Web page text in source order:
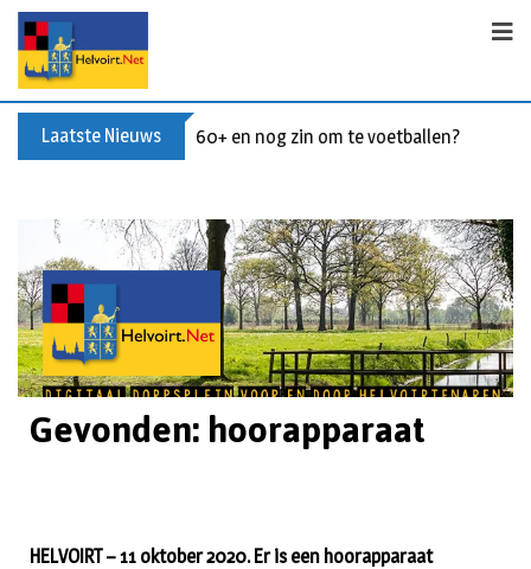
Laatste Nieuws 60+ en nog zin om te voetballen? Kom
Gevonden: hoorapparaat
HELVOIRT – 11 oktober 2020. Er is een hoorapparaat